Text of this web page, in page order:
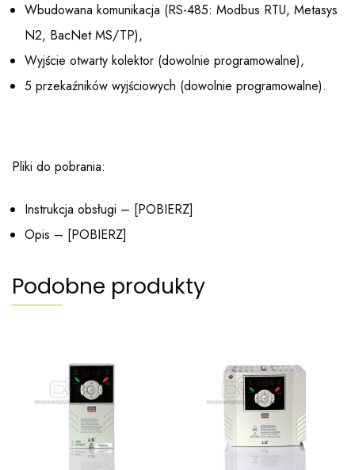
Wbudowana komunikacja (RS-485: Modbus RTU, Metasys
N2, BacNet MS/TP),
Wyjście otwarty kolektor (dowolnie programowalne),
5 przekaźników wyjściowych (dowolnie programowalne).
Pliki do pobrania:
Instrukcja obsługi – [POBIERZ]
Opis – [POBIERZ]
Podobne produkty